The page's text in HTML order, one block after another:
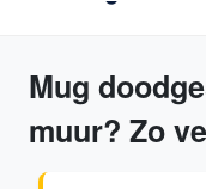
Mug
muur? Zo